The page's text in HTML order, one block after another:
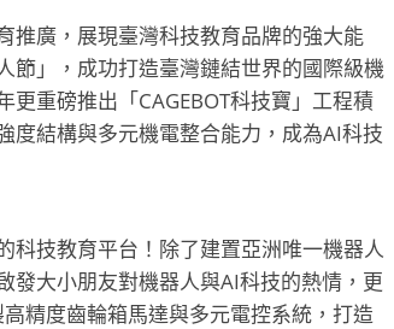
推廣，展現臺灣科技教育品牌的強大能
節」，成功打造臺灣鏈結世界的國際級機
重磅推出「CAGEBOT科技寶」工程積
度結構與多元機電整合能力，成為AI科技
科技教育平台！除了建置亞洲唯一機器人
大小朋友對機器人與AI科技的熱情，更
精度齒輪箱馬達與多元電控系統，打造